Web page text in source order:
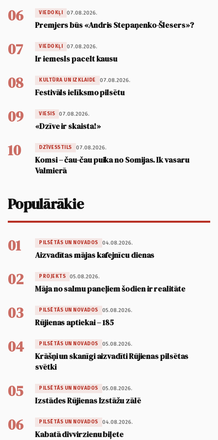
06 VIEDOKĻI 07.08.2026.
Premjers būs «Andris Stepaņenko-Šlesers»?
07 VIEDOKĻI 07.08.2026.
Ir iemesls pacelt kausu
08 KULTŪRA UN IZKLAIDE 07.08.2026.
Festivāls ielīksmo pilsētu
09 VIESIS 07.08.2026.
«Dzīve ir skaista!»
10 DZĪVESSTILS 07.08.2026.
Komsi – čau-čau puika no Somijas. Ik vasaru
Valmierā
Populārākie
01 PILSĒTĀS UN NOVADOS 04.08.2026.
Aizvadītas mājas kafejnīcu dienas
02 PROJEKTS 05.08.2026.
Māja no salmu paneļiem šodien ir realitāte
03 PILSĒTĀS UN NOVADOS 05.08.2026.
Rūjienas aptiekai – 185
04 PILSĒTĀS UN NOVADOS 05.08.2026.
Krāšņi un skanīgi aizvadīti Rūjienas pilsētas
svētki
05 PILSĒTĀS UN NOVADOS 05.08.2026.
Izstādes Rūjienas Izstāžu zālē
06 PILSĒTĀS UN NOVADOS 04.08.2026.
Kabatā divvirzienu biļete